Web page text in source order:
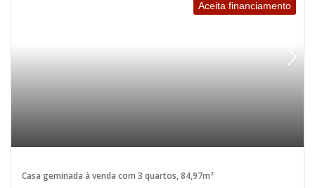
Aceita financiamento
Casa geminada à venda com 3 quartos, 84,97m²